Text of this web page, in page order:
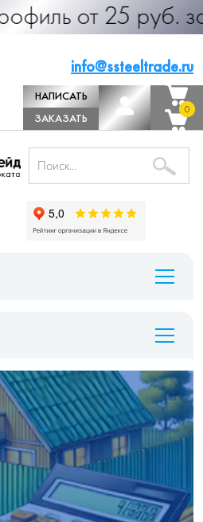
руб. за м.п.
info@ssteeltrade.ru
НАПИСАТЬ
ДИРЕКТОРУ
ЗАКАЗАТЬ
ЗВОНОК
0
0